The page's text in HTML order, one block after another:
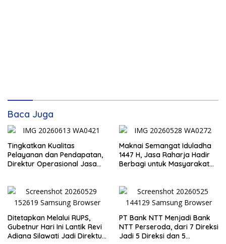
Baca Juga
Tingkatkan Kualitas
Pelayanan dan Pendapatan,
Direktur Operasional Jasa
Samsat Rajabasa
Maknai Semangat Iduladha
1447 H, Jasa Raharja Hadir
Berbagi untuk Masyarakat
Ditetapkan Melalui RUPS,
Gubetnur Hari Ini Lantik Revi
Adiana Silawati Jadi Direktur
PT Bank NTT Menjadi Bank
NTT Perseroda, dari 7 Direksi
Jadi 5 Direksi dan 5